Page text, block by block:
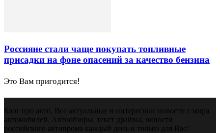
Россияне стали чаще покупать топливные
присадки на фоне опасений за качество бензина
Это Вам пригодится!
Блог про авто. Все актуальные и интересные новости с мира
автомобилей. Автообзоры, текст драйвы, новости
российского автопрома каждый день и только для Вас!